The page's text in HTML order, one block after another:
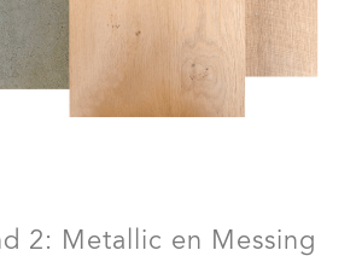
2: Metallic en Messing